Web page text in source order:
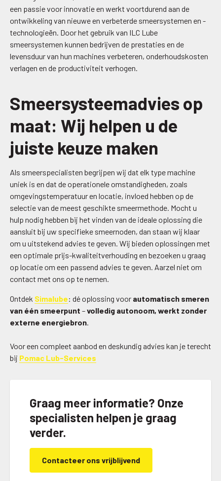
een passie voor innovatie en werkt voortdurend aan de
ontwikkeling van nieuwe en verbeterde smeersystemen en -
technologieën. Door het gebruik van ILC Lube
smeersystemen kunnen bedrijven de prestaties en de
levensduur van hun machines verbeteren, onderhoudskosten
verlagen en de productiviteit verhogen.
Smeersysteemadvies op
maat: Wij helpen u de
juiste keuze maken
Als smeerspecialisten begrijpen wij dat elk type machine
uniek is en dat de operationele omstandigheden, zoals
omgevingstemperatuur en locatie, invloed hebben op de
selectie van de meest geschikte smeermethode. Mocht u
hulp nodig hebben bij het vinden van de ideale oplossing die
aansluit bij uw specifieke smeernoden, dan staan wij klaar
om u uitstekend advies te geven. Wij bieden oplossingen met
een optimale prijs-kwaliteitverhouding en bezoeken u graag
op locatie om een passend advies te geven. Aarzel niet om
contact met ons op te nemen.
Ontdek Simalube: dé oplossing voor automatisch smeren
van één smeerpunt –volledig autonoom, werkt zonder
externe energiebron.
Voor een compleet aanbod en deskundig advies kan je terecht
bij Pomac Lub-Services
Graag meer informatie? Onze
specialisten helpen je graag
verder.
Contacteer ons vrijblijvend